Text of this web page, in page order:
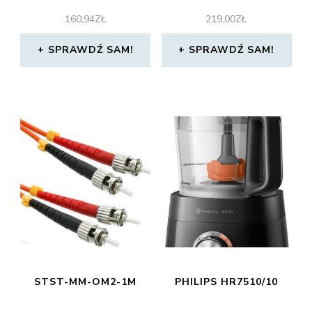
160,94ZŁ
SPRAWDŹ SAM!
219,00ZŁ
SPRAWDŹ SAM!
STST-MM-OM2-1M PHILIPS HR7510/10